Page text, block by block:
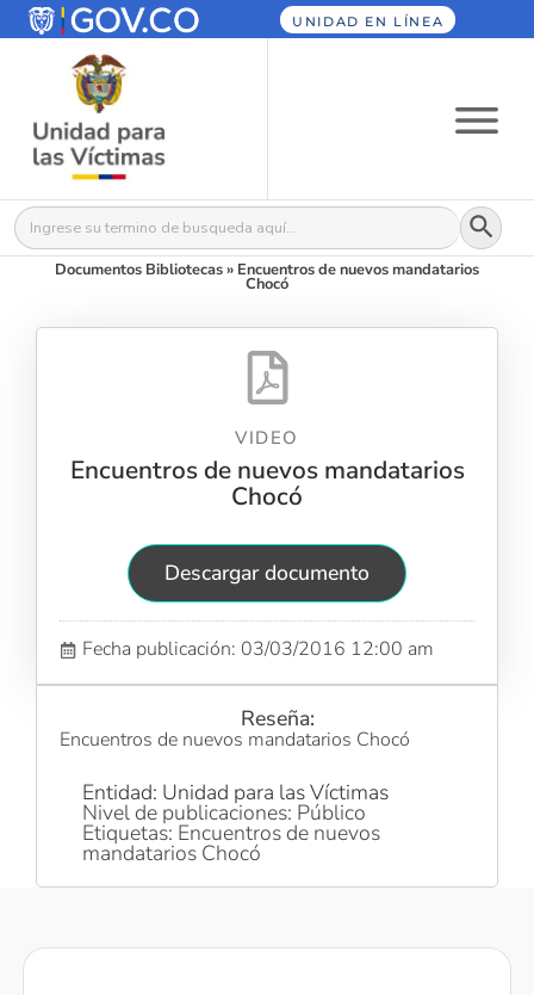
UNIDAD EN LÍNEA
Buscar: Botón
Documentos Bibliotecas» Encuentros de nuevos mandatarios
Chocó
VIDEO
Encuentros de nuevos mandatarios
Chocó
Descargar documento
Fecha publicación: 03/03/2016 12:00 am
Reseña:
Encuentros de nuevos mandatarios Chocó
Entidad: Unidad para las Víctimas
Nivel de publicaciones: Público
Etiquetas: Encuentros de nuevos
mandatarios Chocó